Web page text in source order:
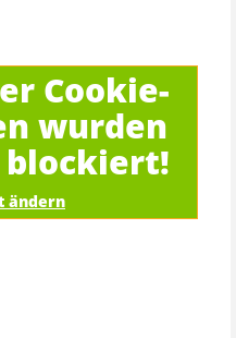
Cookie-
wurden
ändern